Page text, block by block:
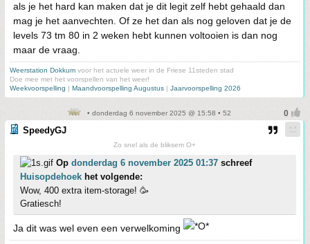
als je het hard kan maken dat je dit legit zelf hebt gehaald dan
mag je het aanvechten. Of ze het dan als nog geloven dat je de
levels 73 tm 80 in 2 weken hebt kunnen voltooien is dan nog
maar de vraag.
Weerstation Dokkum voor het actuele weer in de Friese 11steden stad
Doe mee met het voorspellen van het weer!
Weekvoorspelling | Maandvoorspelling Augustus | Jaarvoorspelling 2026
• donderdag 6 november 2025 @ 15:58 • 52
SpeedyGJ
Zo snel als de bliksem O+
Op donderdag 6 november 2025 01:37 schreef
Huisopdehoek het volgende:
Wow, 400 extra item-storage! 🥳
Gratiesch!
Ja dit was wel even een verwelkoming